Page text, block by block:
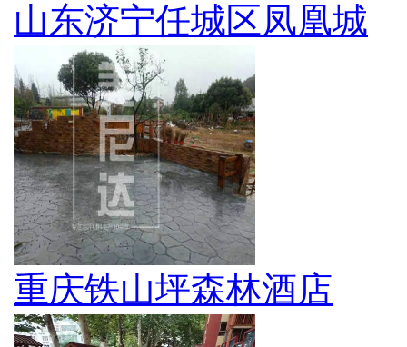
山东济宁任城区凤凰城
重庆铁山坪森林酒店